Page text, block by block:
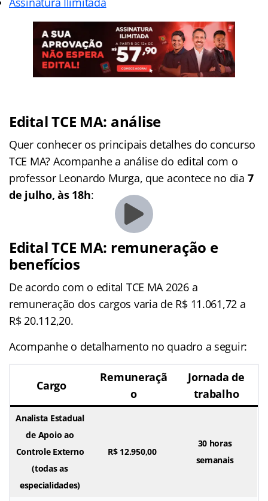
Edital TCE MA: análise
Quer conhecer os principais detalhes do concurso
TCE MA? Acompanhe a análise do edital com o
professor Leonardo Murga, que acontece no dia 7
de julho, às 18h:
Edital TCE MA: remuneração e
benefícios
De acordo com o edital TCE MA 2026 a
remuneração dos cargos varia de R$ 11.061,72 a
R$ 20.112,20.
Acompanhe o detalhamento no quadro a seguir:
Cargo
Remuneraçã
o
Jornada de
trabalho
Analista Estadual
de Apoio ao
Controle Externo
(todas as
especialidades)
R$ 12.950,00
30 horas
semanais